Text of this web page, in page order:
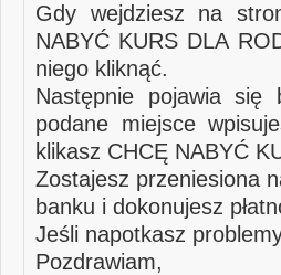
Gdy wejdziesz na
NABYĆ KURS DLA
niego kliknąć.
Następnie pojawia
podane miejsce
klikasz CHCĘ NABYĆ
Zostajesz przeniesiona
banku i dokonujesz
Jeśli napotkasz
Pozdrawiam,